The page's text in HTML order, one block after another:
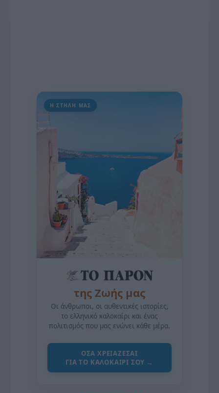
Η ΣΤΗΛΗ ΜΑΣ
της Ζωής μας
Οι άνθρωποι, οι αυθεντικές ιστορίες,
το ελληνικό καλοκαίρι και ένας
πολιτισμός που μας ενώνει κάθε μέρα.
ΌΣΑ ΧΡΕΙΆΖΕΣΑΙ
ΓΙΑ ΤΟ ΚΑΛΟΚΑΊΡΙ ΣΟΥ →